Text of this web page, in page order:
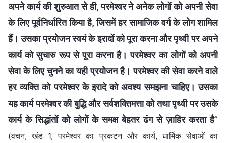
अपने कार्य की शुरुआत से ही, परमेश्वर ने अनेक लोगों को अपनी सेवा
के लिए पूर्वनिर्धारित किया है, जिसमें हर सामाजिक वर्ग के लोग शामिल
हैं। उसका प्रयोजन स्वयं के इरादों को पूरा करना और पृथ्वी पर अपने
कार्य को सुचारु रूप से पूरा करना है। परमेश्वर का लोगों को अपनी
सेवा के लिए चुनने का यही प्रयोजन है। परमेश्वर की सेवा करने वाले
हर व्यक्ति को परमेश्वर के इरादे को अवश्य समझना चाहिए। उसका
यह कार्य परमेश्वर की बुद्धि और सर्वशक्तिमत्ता को तथा पृथ्वी पर उसके
कार्य के सिद्धांतों को लोगों के समक्ष बेहतर ढंग से ज़ाहिर करता है”
(वचन, खंड 1, परमेश्वर का प्रकटन और कार्य, धार्मिक सेवाओं का